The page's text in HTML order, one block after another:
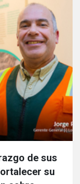
de sus
su